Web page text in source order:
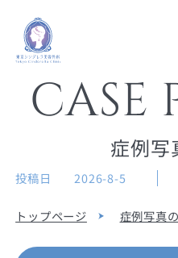
CASE
症例写
投稿日 2026-8-5
トップページ 症例写真